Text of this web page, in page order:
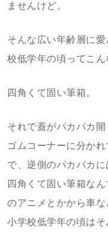
ませんけど。
そんな広い年齢層に
校低学年の頃ってこん
四角くて固い筆箱。
それで蓋がパカパカ
ゴムコーナーに分か
で、逆側のパカパカ
四角くて固い筆箱な
のアニメとかから車
小学校低学年の頃はそ